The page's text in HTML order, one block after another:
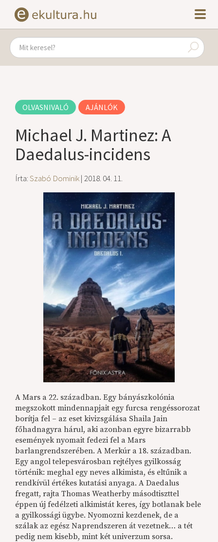
OLVASNIVALÓ AJÁNLÓK
Michael J. Martinez: A
Daedalus-incidens
Írta:Szabó Dominik| 2018. 04. 11.
A Mars a 22. században. Egy bányászkolónia
megszokott mindennapjait egy furcsa rengéssorozat
borítja fel – az eset kivizsgálása Shaila Jain
főhadnagyra hárul, aki azonban egyre bizarrabb
események nyomait fedezi fel a Mars
barlangrendszerében. A Merkúr a 18. században.
Egy angol telepesvárosban rejtélyes gyilkosság
történik: meghal egy neves alkimista, és eltűnik a
rendkívül értékes kutatási anyaga. A Daedalus
fregatt, rajta Thomas Weatherby másodtiszttel
éppen új fedélzeti alkimistát keres, így botlanak bele
a gyilkossági ügybe. Nyomozni kezdenek, de a
szálak az egész Naprendszeren át vezetnek… a tét
pedig nem kisebb, mint két univerzum sorsa.